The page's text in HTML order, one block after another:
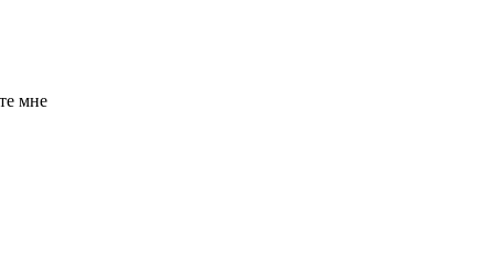
мне